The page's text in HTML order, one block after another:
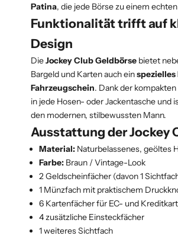
Patina, die jede Börse zu einem
Funktionalität trifft auf
Design
DieJockey Club Geldbörse bietet
Bargeld und Karten auch einspezielles
Fahrzeugschein. Dank der
in jede Hosen- oder Jackentasche und
den modernen, stilbewussten Mann.
Ausstattung der Jockey
Material: Naturbelassenes, geöltes
Farbe: Braun / Vintage-Look
2 Geldscheinfächer (davon 1
1 Münzfach mit praktischem
6 Kartenfächer für EC- und
4 zusätzliche Einsteckfächer
1 weiteres Sichtfach